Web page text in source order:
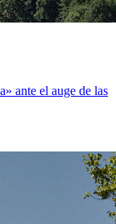
ante el auge de las